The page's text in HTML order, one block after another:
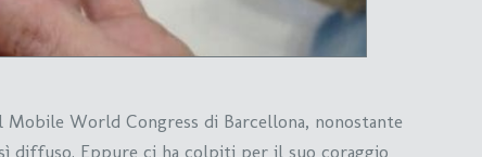
World Congress di Barcellona, nonostante
diffuso. Eppure ci ha colpiti per il suo coraggio